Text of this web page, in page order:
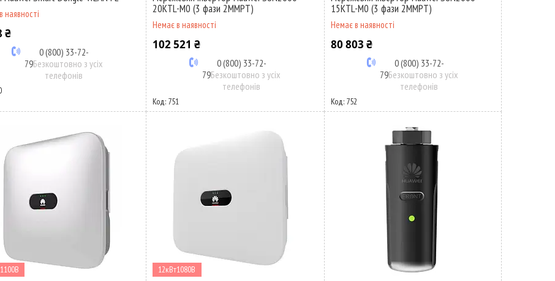
наявності
₴
0 (800) 33-72-
79Безкоштовно з усіх
телефонів
20KTL-M0 (3 фази 2MMPT)
Немає в наявності
102 521 ₴
0 (800) 33-72-
79Безкоштовно з усіх
телефонів
751
15KTL-M0 (3 фази 2MMPT)
Немає в наявності
80 803 ₴
0 (800) 33-72-
79Безкоштовно з усіх
телефонів
752
12кВт1080В